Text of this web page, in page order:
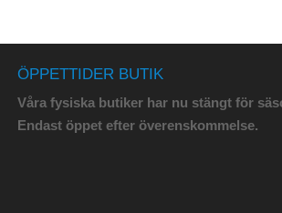
ÖPPETTIDER BUTIK
Våra fysiska butiker har nu stängt för
Endast öppet efter överenskommelse.